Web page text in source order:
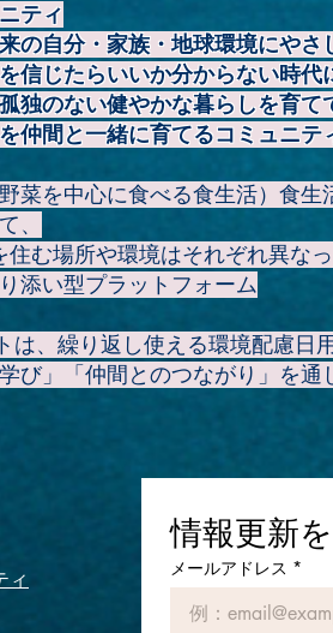
ティ
の自分・家族・地球環境にや
信じたらいいか分からない時代
独のない健やかな暮らしを育て
仲間と一緒に育てるコミュニテ
菜を中心に食べる食生活）食生
、
住む場所や環境はそれぞれ異な
添い型プラットフォーム
、繰り返し使える環境配慮日
び」「仲間とのつながり」を
ィ
情報更新
メールアドレス *